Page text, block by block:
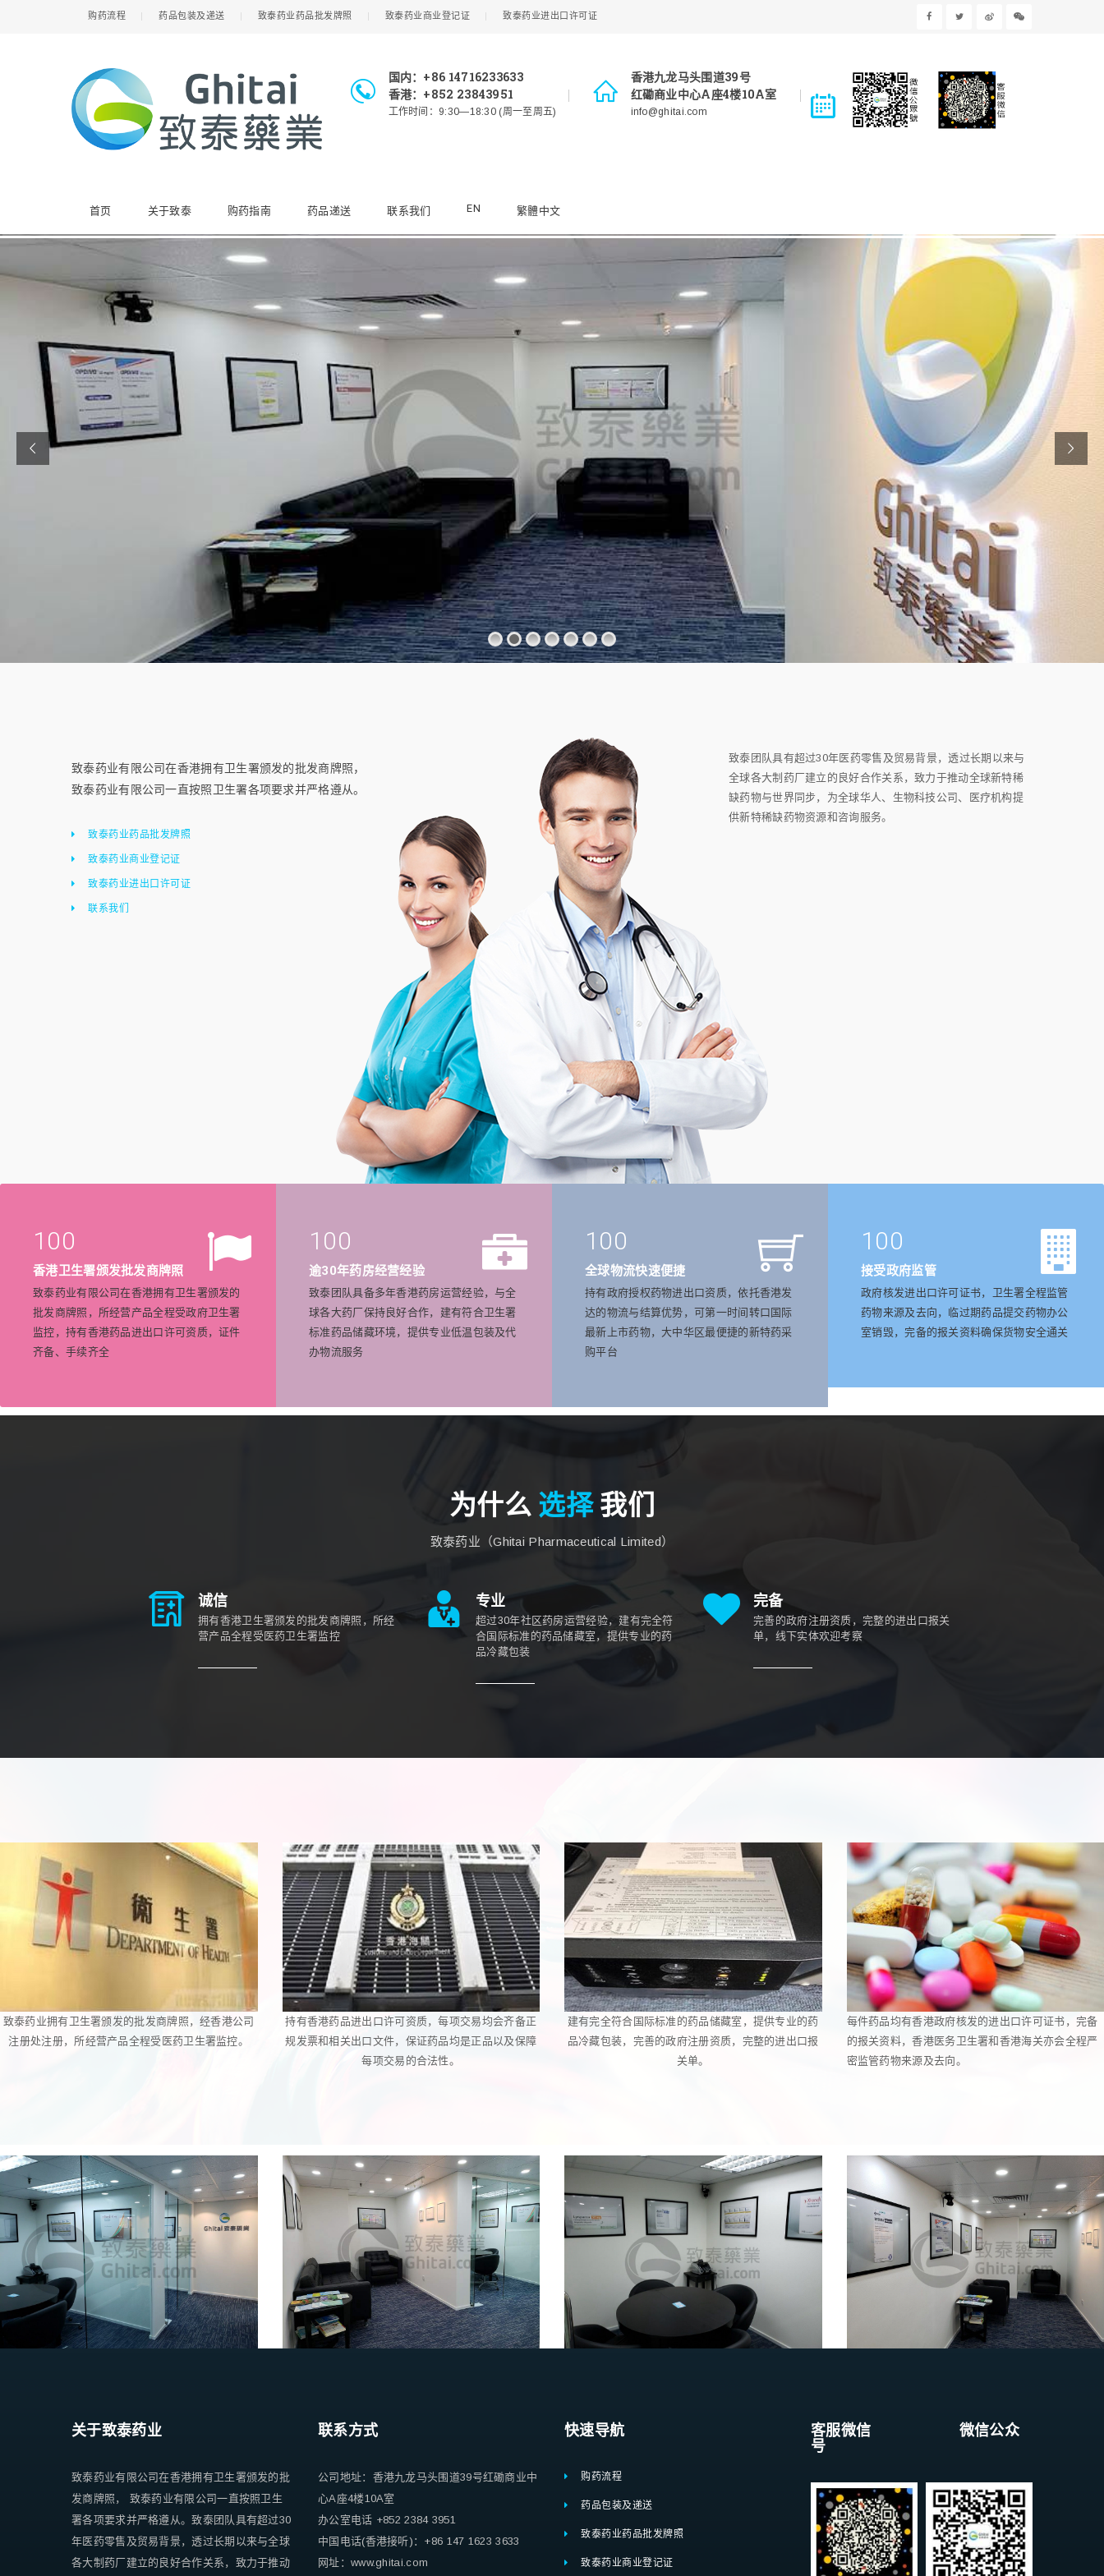
购药流程 药品包装及递送 致泰药业药品批发牌照 致泰药业商业登记证 致泰药业进出口许可证
国内：+86 14716233633
香港：+852 23843951
工作时间：9:30—18:30 (周一至周五)
香港九龙马头围道39号
红磡商业中心A座4楼10A室
info@ghitai.com
首页 关于致泰 购药指南 药品递送 联系我们 EN 繁體中文
致泰药业有限公司在香港拥有卫生署颁发的批发商牌照，
致泰药业有限公司一直按照卫生署各项要求并严格遵从。
致泰药业药品批发牌照
致泰药业商业登记证
致泰药业进出口许可证
联系我们
致泰团队具有超过30年医药零售及贸易背景，透过长期以来与
全球各大制药厂建立的良好合作关系，致力于推动全球新特稀
缺药物与世界同步，为全球华人、生物科技公司、医疗机构提
供新特稀缺药物资源和咨询服务。
100
香港卫生署颁发批发商牌照
致泰药业有限公司在香港拥有卫生署颁发的
批发商牌照，所经营产品全程受政府卫生署
监控，持有香港药品进出口许可资质，证件
齐备、手续齐全
100
逾30年药房经营经验
致泰团队具备多年香港药房运营经验，与全
球各大药厂保持良好合作，建有符合卫生署
标准药品储藏环境，提供专业低温包装及代
办物流服务
100
全球物流快速便捷
持有政府授权药物进出口资质，依托香港发
达的物流与结算优势，可第一时间转口国际
最新上市药物，大中华区最便捷的新特药采
购平台
100
接受政府监管
政府核发进出口许可证书，卫生署全程监管
药物来源及去向，临过期药品提交药物办公
室销毁，完备的报关资料确保货物安全通关
为什么 选择我们
致泰药业（Ghitai Pharmaceutical Limited）
诚信
拥有香港卫生署颁发的批发商牌照，所经
营产品全程受医药卫生署监控
专业
超过30年社区药房运营经验，建有完全符
合国际标准的药品储藏室，提供专业的药
品冷藏包装
完备
完善的政府注册资质，完整的进出口报关
单，线下实体欢迎考察
致泰药业拥有卫生署颁发的批发商牌照，经香港公司
注册处注册，所经营产品全程受医药卫生署监控。
持有香港药品进出口许可资质，每项交易均会齐备正
规发票和相关出口文件，保证药品均是正品以及保障
每项交易的合法性。
建有完全符合国际标准的药品储藏室，提供专业的药
品冷藏包装，完善的政府注册资质，完整的进出口报
关单。
每件药品均有香港政府核发的进出口许可证书，完备
的报关资料，香港医务卫生署和香港海关亦会全程严
密监管药物来源及去向。
关于致泰药业
致泰药业有限公司在香港拥有卫生署颁发的批
发商牌照， 致泰药业有限公司一直按照卫生
署各项要求并严格遵从。致泰团队具有超过30
年医药零售及贸易背景，透过长期以来与全球
各大制药厂建立的良好合作关系，致力于推动
联系方式
公司地址：香港九龙马头围道39号红磡商业中
心A座4楼10A室
办公室电话 +852 2384 3951
中国电话(香港接听)：+86 147 1623 3633
网址：www.ghitai.com
快速导航
购药流程
药品包装及递送
致泰药业药品批发牌照
致泰药业商业登记证
客服微信 微信公众
号